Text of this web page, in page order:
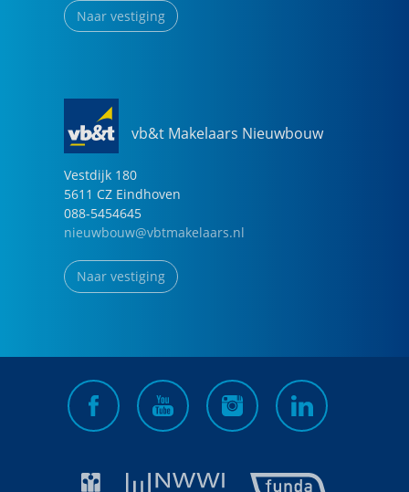
Naar vestiging
vb&t Makelaars Nieuwbouw
Vestdijk 180
5611 CZ Eindhoven
088-5454645
nieuwbouw@vbtmakelaars.nl
Naar vestiging